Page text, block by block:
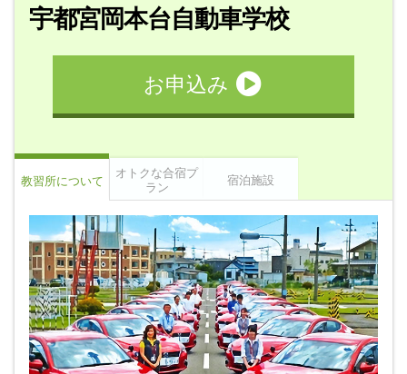
宇都宮岡本台自動車学校
お申込み
教習所について
オトクな合宿プ
ラン
宿泊施設